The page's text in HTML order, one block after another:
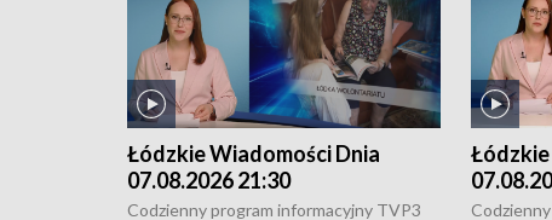
Łódzkie Wiadomości Dnia
07.08.2026 21:30
Codzienny program informacyjny TVP3